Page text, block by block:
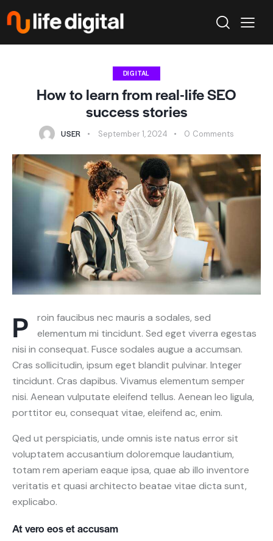
DIGITAL
How to learn from real-life SEO
success stories
USER September 1, 2024 0 Comments
P
roin faucibus nec mauris a sodales, sed
elementum mi tincidunt. Sed eget viverra egestas
nisi in consequat. Fusce sodales augue a accumsan.
Cras sollicitudin, ipsum eget blandit pulvinar. Integer
tincidunt. Cras dapibus. Vivamus elementum semper
nisi. Aenean vulputate eleifend tellus. Aenean leo ligula,
porttitor eu, consequat vitae, eleifend ac, enim.
Qed ut perspiciatis, unde omnis iste natus error sit
voluptatem accusantium doloremque laudantium,
totam rem aperiam eaque ipsa, quae ab illo inventore
veritatis et quasi architecto beatae vitae dicta sunt,
explicabo.
At vero eos et accusam